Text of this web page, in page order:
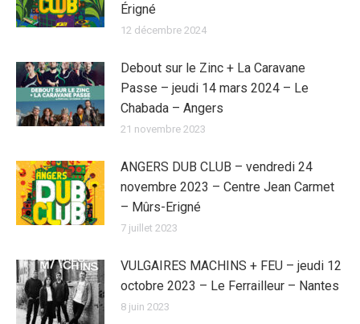
Érigné
12 décembre 2024
Debout sur le Zinc + La Caravane
Passe – jeudi 14 mars 2024 – Le
Chabada – Angers
21 novembre 2023
ANGERS DUB CLUB – vendredi 24
novembre 2023 – Centre Jean Carmet
– Mûrs-Erigné
7 juillet 2023
VULGAIRES MACHINS + FEU – jeudi 12
octobre 2023 – Le Ferrailleur – Nantes
8 juin 2023